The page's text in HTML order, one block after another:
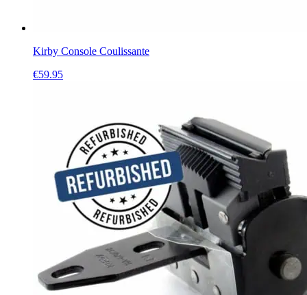
Kirby Console Coulissante
€59.95